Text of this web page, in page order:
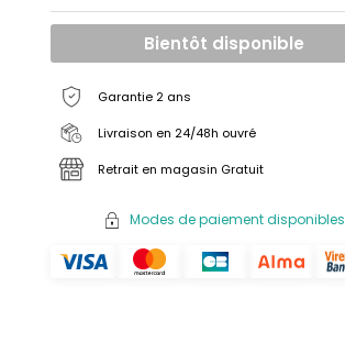
Bientôt disponible
Garantie 2 ans
Livraison en 24/48h ouvré
Retrait en magasin Gratuit
Modes de paiement disponibles